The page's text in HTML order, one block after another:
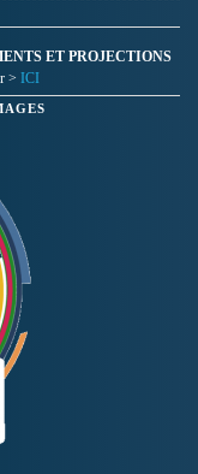
ET PROJECTIONS
> ICI